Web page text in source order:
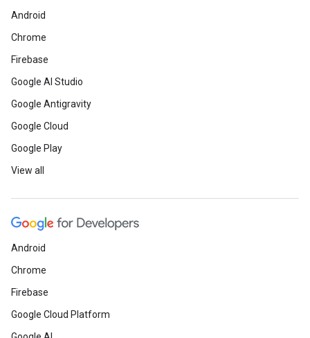
Android
Chrome
Firebase
Google AI Studio
Google Antigravity
Google Cloud
Google Play
View all
Android
Chrome
Firebase
Google Cloud Platform